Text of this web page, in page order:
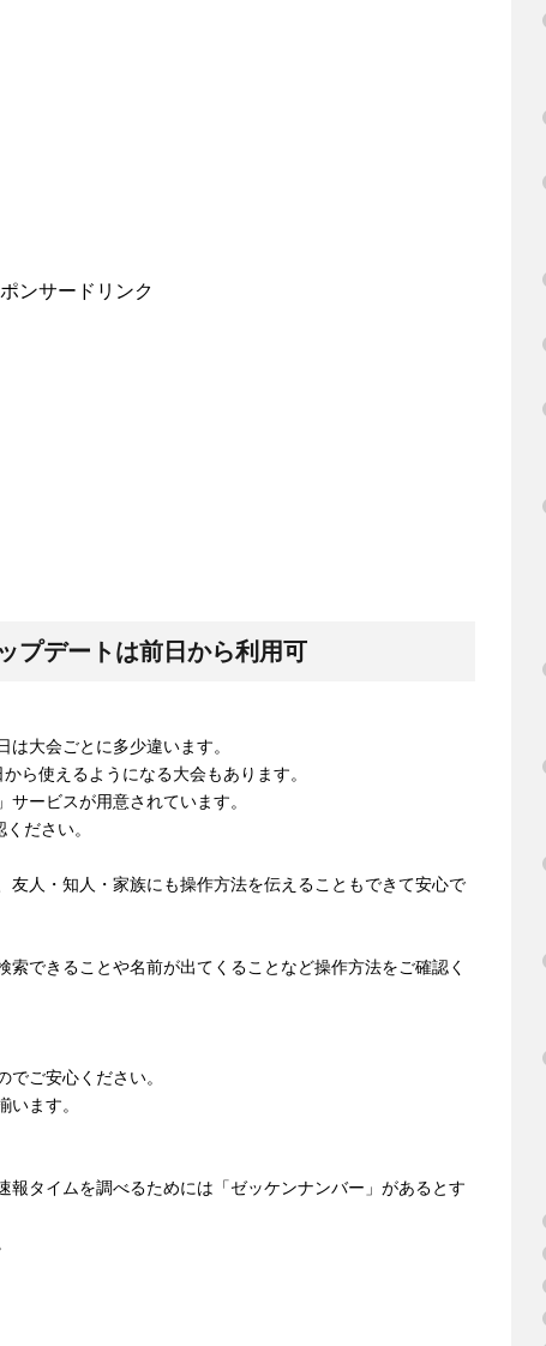
ンサードリンク
プデートは前日から利用可
は大会ごとに多少違います。
ら使えるようになる大会もあります。
ービスが用意されています。
ださい。
友人・知人・家族にも操作方法を伝えることもできて安心で
できることや名前が出てくることなど操作方法をご確認く
ご安心ください。
ます。
報タイムを調べるためには「ゼッケンナンバー」があるとす